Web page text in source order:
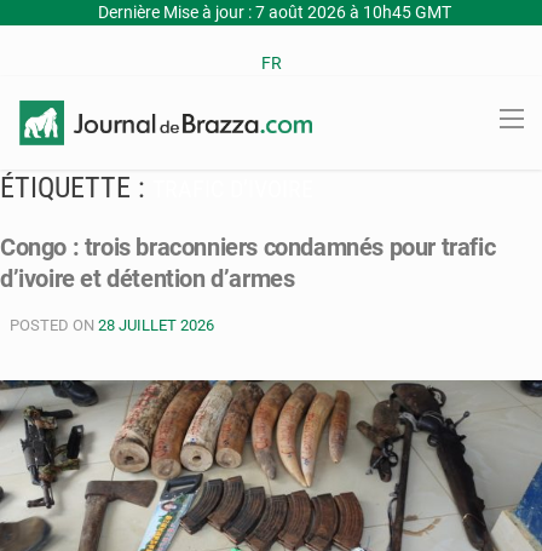
Dernière Mise à jour : 7 août 2026 à 10h45 GMT
FR
ÉTIQUETTE :
Congo : trois braconniers condamnés pour trafic
d’ivoire et détention d’armes
POSTED ON 28 JUILLET 2026